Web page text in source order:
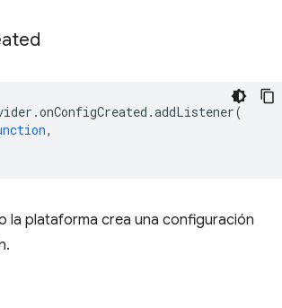
.onConfigCreated .addListener(
,
la plataforma crea una configuración